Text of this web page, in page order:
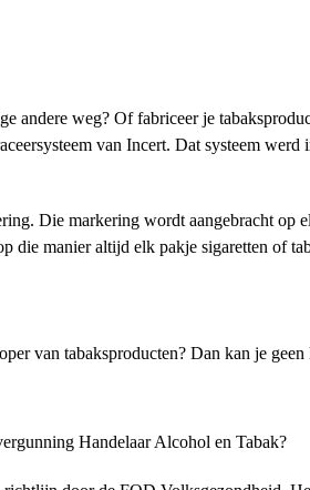
andere weg? Of fabriceer je
van Incert. Dat systeem
Die markering wordt aangebracht op
die manier altijd elk pakje sigaretten of
van tabaksproducten? Dan kan je
Handelaar Alcohol en Tabak?